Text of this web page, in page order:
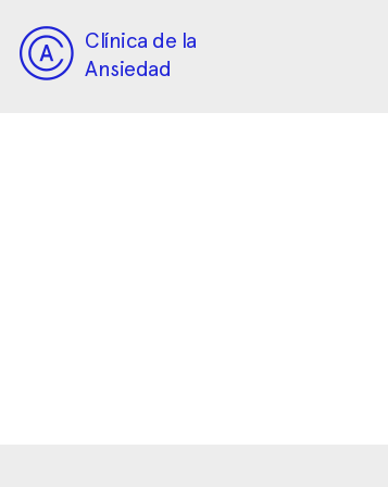
Clínica de la
Ansiedad